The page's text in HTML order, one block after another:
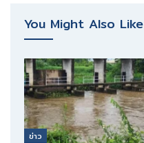
You Might Also Like
ข่าว